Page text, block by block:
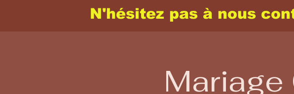
N'hésitez pas à nous